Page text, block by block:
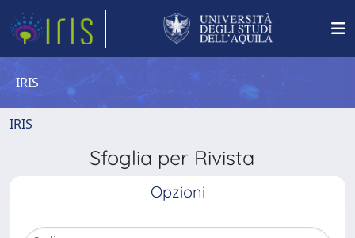
IRIS
IRIS
Sfoglia per Rivista
Opzioni